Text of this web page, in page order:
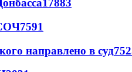
17883
7591
направлено в суд